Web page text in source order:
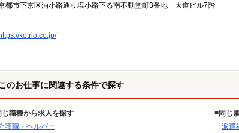
都市下京区油小路通り塩小路下る南不動堂町3番地 大道ビル7階
https://kotrio.co.jp/
のお仕事に関連する条件で探す
じ職種から求人を探す
護職・ヘルパー
同じ
派遣